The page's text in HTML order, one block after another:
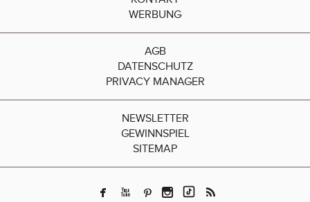
WERBUNG
AGB
DATENSCHUTZ
PRIVACY MANAGER
NEWSLETTER
GEWINNSPIEL
SITEMAP